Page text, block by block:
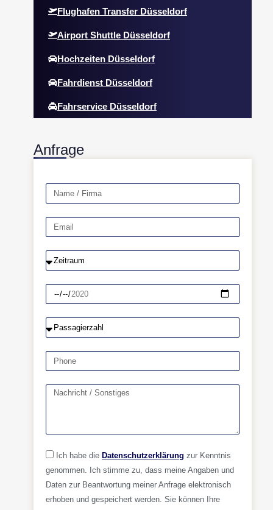
Flughafen Transfer Düsseldorf
Airport Shuttle Düsseldorf
Hochzeiten Düsseldorf
Fahrdienst Düsseldorf
Fahrservice Düsseldorf
Anfrage
Ich habe die Datenschutzerklärung zur Kenntnis
genommen. Ich stimme zu, dass meine Angaben und
Daten zur Beantwortung meiner Anfrage elektronisch
erhoben und gespeichert werden. Sie können Ihre